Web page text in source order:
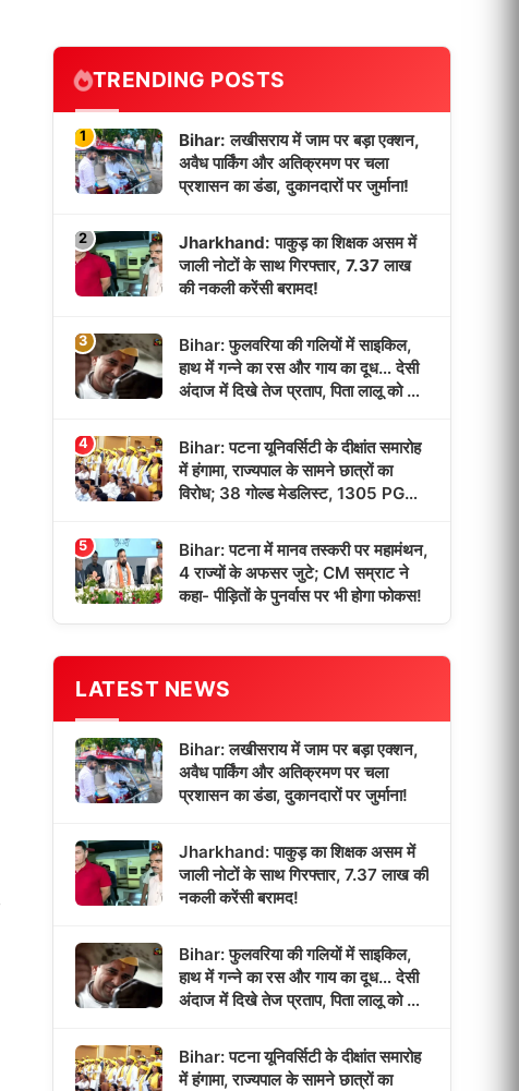
TRENDING POSTS
1
Bihar: लखीसराय में जाम पर बड़ा एक्शन,
अवैध पार्किंग और अतिक्रमण पर चला
प्रशासन का डंडा, दुकानदारों पर जुर्माना!
2
Jharkhand: पाकुड़ का शिक्षक असम में
जाली नोटों के साथ गिरफ्तार, 7.37 लाख
की नकली करेंसी बरामद!
3
Bihar: फुलवरिया की गलियों में साइकिल,
हाथ में गन्ने का रस और गाय का दूध… देसी
अंदाज में दिखे तेज प्रताप, पिता लालू को याद
4
Bihar: पटना यूनिवर्सिटी के दीक्षांत समारोह
में हंगामा, राज्यपाल के सामने छात्रों का
विरोध; 38 गोल्ड मेडलिस्ट, 1305 PG
5
Bihar: पटना में मानव तस्करी पर महामंथन,
4 राज्यों के अफसर जुटे; CM सम्राट ने
कहा- पीड़ितों के पुनर्वास पर भी होगा फोकस!
LATEST NEWS
Bihar: लखीसराय में जाम पर बड़ा एक्शन,
अवैध पार्किंग और अतिक्रमण पर चला
प्रशासन का डंडा, दुकानदारों पर जुर्माना!
Jharkhand: पाकुड़ का शिक्षक असम में
जाली नोटों के साथ गिरफ्तार, 7.37 लाख की
नकली करेंसी बरामद!
Bihar: फुलवरिया की गलियों में साइकिल,
हाथ में गन्ने का रस और गाय का दूध… देसी
अंदाज में दिखे तेज प्रताप, पिता लालू को याद
Bihar: पटना यूनिवर्सिटी के दीक्षांत समारोह
में हंगामा, राज्यपाल के सामने छात्रों का